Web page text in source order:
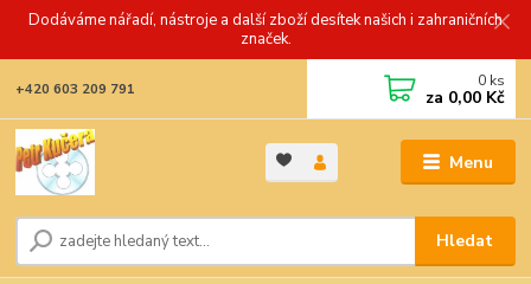
Dodáváme nářadí, nástroje a další zboží desítek našich i zahraničních
značek.
Menu
Hledat
+420 603 209 791 0 ks
za 0,00 Kč